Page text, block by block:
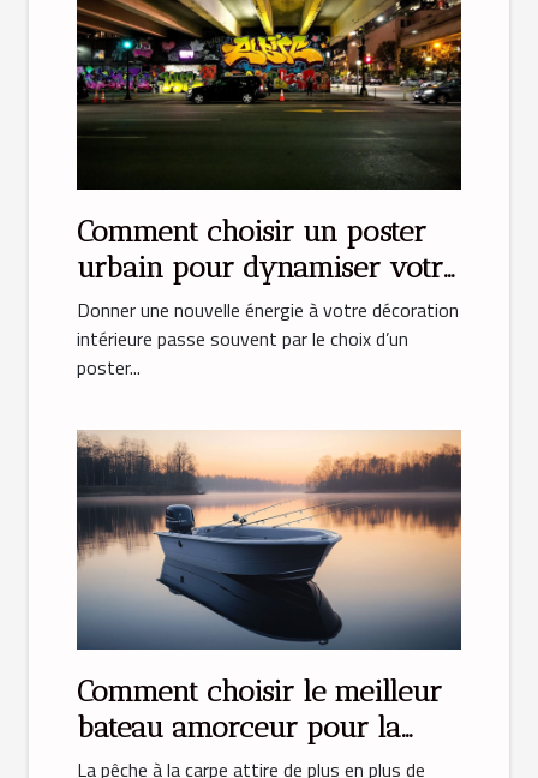
Comment choisir un poster
urbain pour dynamiser votre
déco ?
Donner une nouvelle énergie à votre décoration
intérieure passe souvent par le choix d’un
poster...
Comment choisir le meilleur
bateau amorceur pour la
pêche à la carpe
La pêche à la carpe attire de plus en plus de